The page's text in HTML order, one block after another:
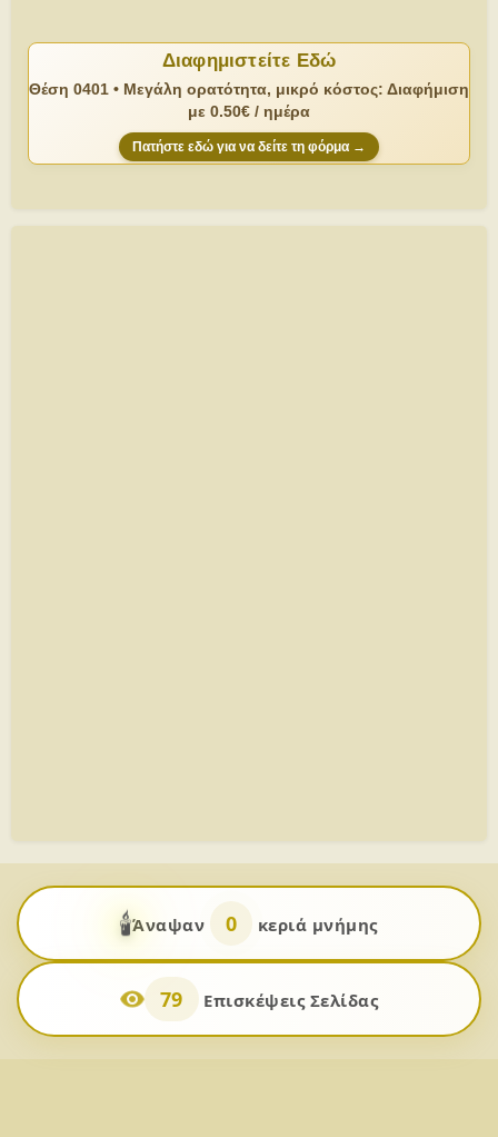
Διαφημιστείτε Εδώ
Θέση 0401 • Μεγάλη ορατότητα, μικρό κόστος: Διαφήμιση
με 0.50€ / ημέρα
Πατήστε εδώ για να δείτε τη φόρμα →
🕯️Άναψαν 0 κεριά μνήμης
79 Επισκέψεις Σελίδας